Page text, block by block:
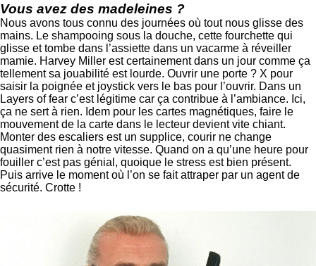
Vous avez des madeleines ?
Nous avons tous connu des journées où tout nous glisse des
mains. Le shampooing sous la douche, cette fourchette qui
glisse et tombe dans l’assiette dans un vacarme à réveiller
mamie. Harvey Miller est certainement dans un jour comme ça
tellement sa jouabilité est lourde. Ouvrir une porte ? X pour
saisir la poignée et joystick vers le bas pour l’ouvrir. Dans un
Layers of fear c’est légitime car ça contribue à l’ambiance. Ici,
ça ne sert à rien. Idem pour les cartes magnétiques, faire le
mouvement de la carte dans le lecteur devient vite chiant.
Monter des escaliers est un supplice, courir ne change
quasiment rien à notre vitesse. Quand on a qu’une heure pour
fouiller c’est pas génial, quoique le stress est bien présent.
Puis arrive le moment où l’on se fait attraper par un agent de
sécurité. Crotte !